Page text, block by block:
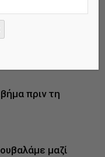
δολοφόνοι
πριν τη
μαζί